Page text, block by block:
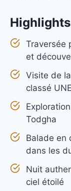
Highlights
Traversée
et
Visite de
classé
Todgha
Balade en
dans les
Nuit
ciel étoilé